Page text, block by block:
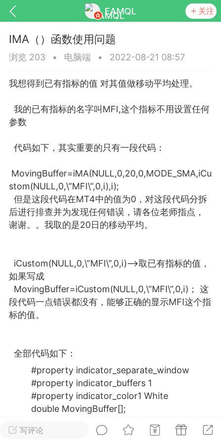
EAMQL 关注
Lv.9 神隐会员 靓号
EA+
狼行黄金一次一单1.1你们期待的一
EA它来了，主打高胜率没浮亏！
黄金一次一单1.0你们期待的一次一单
了，主打高胜率没浮亏！复利模式下 历
#狼行天下
神隐会员 靓号
EA+
电脑端 趋势
EA 增加货币版EA
写评论
IMA（）函数使用问题
浏览 203 • 电脑端 • 2022-08-21 08:57
我想得到已有指标的值 对其值做移动平均处理。
我的已有指标的名字叫MFI,这个指标不用设置任何
参数
代码如下，其实重要的只有一段代码：
MovingBuffer=iMA(NULL,0,20,0,MODE_SMA,iCu
stom(NULL,0,\”MFI\”,0,i),i);
但是这段代码在MT4中的值为0，对这段代码分拆
后进行排查并为发现任何错误，请各位老师指点，
谢谢。。我取的是20日的移动平均。
iCustom(NULL,0,\”MFI\”,0,i)—>取已有指标的值，
如果写成
MovingBuffer=iCustom(NULL,0,\”MFI\”,0,i)； 这
段代码一点错误都没有，能够正确的显示MFI这个指
标的值。
全部代码如下：
#property indicator_separate_window
#property indicator_buffers 1
#property indicator_color1 White
double MovingBuffer[];
————————————————————